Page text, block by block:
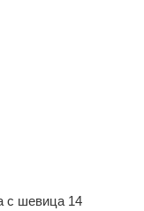
с шевица 14